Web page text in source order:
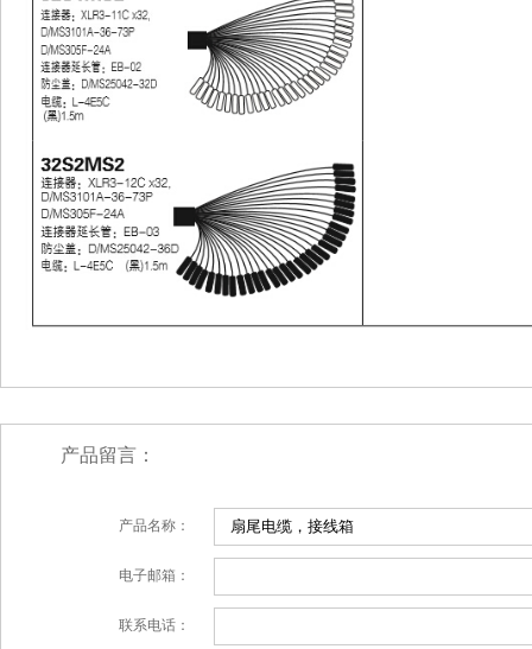
产品留言：
产品名称：
电子邮箱：
联系电话：